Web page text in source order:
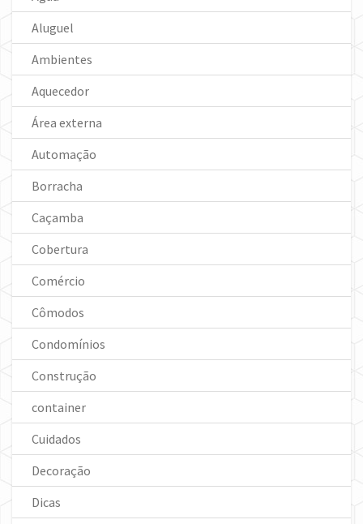
Aluguel
Ambientes
Aquecedor
Área externa
Automação
Borracha
Caçamba
Cobertura
Comércio
Cômodos
Condomínios
Construção
container
Cuidados
Decoração
Dicas